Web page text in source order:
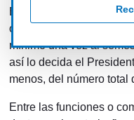
El Pleno de MAS
ordinarias y
mínimo una vez al
así lo decida el
menos, del número total
Entre las funciones o